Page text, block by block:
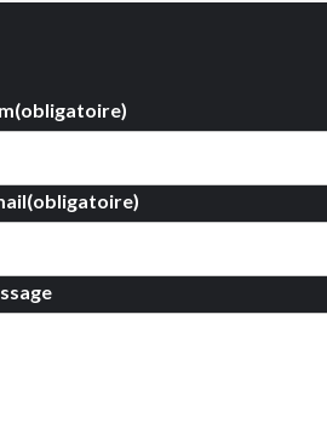
(obligatoire)
(obligatoire)